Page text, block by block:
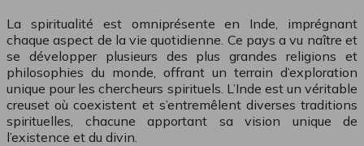
La spiritualité est omniprésente en Inde, imprégnant
chaque aspect de la vie quotidienne. Ce pays a vu naître et
se développer plusieurs des plus grandes religions et
philosophies du monde, offrant un terrain d’exploration
unique pour les chercheurs spirituels. L’Inde est un véritable
creuset où coexistent et s’entremêlent diverses traditions
spirituelles, chacune apportant sa vision unique de
l’existence et du divin.